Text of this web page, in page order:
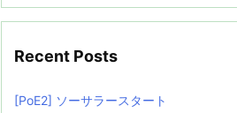
Recent Posts
[PoE2] ソーサラースタート